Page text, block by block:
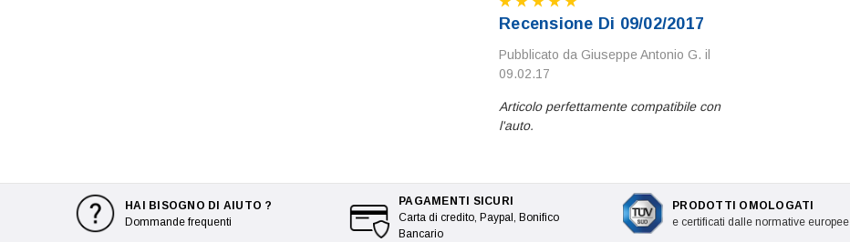
Recensione Di 09/02/2017
Pubblicato da Giuseppe Antonio G. il
09.02.17
Articolo perfettamente compatibile con
l'auto.
HAI BISOGNO DI AIUTO ?
Dommande frequenti
PAGAMENTI SICURI
Carta di credito, Paypal, Bonifico
Bancario
PRODOTTI OMOLOGATI
e certificati dalle normative europee